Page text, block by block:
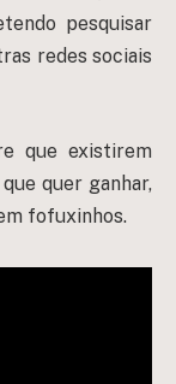
pesquisar
redes sociais
que existirem
quer ganhar,
fofuxinhos.